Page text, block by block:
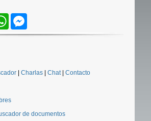
WhatsApp
Charlas Chat| Contacto
de documentos